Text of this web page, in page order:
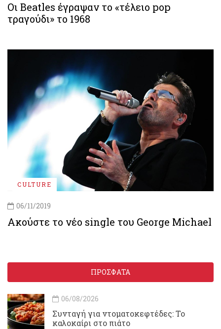
Οι Beatles έγραψαν το «τέλειο pop
τραγούδι» το 1968
CULTURE
06/11/2019
Ακούστε το νέο single του George Michael
ΠΡΟΣΦΑΤΑ
06/08/2026
Συνταγή για ντοματοκεφτέδες: Το
καλοκαίρι στο πιάτο